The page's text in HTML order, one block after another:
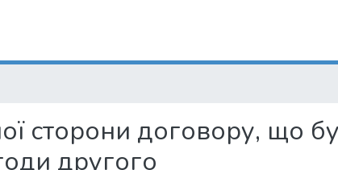
сторони договору, що
другого